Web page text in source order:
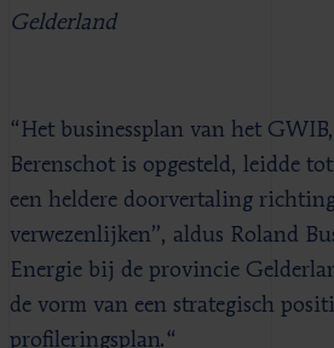
Gelderland
“Het businessplan van het
Berenschot is opgesteld, leidde
een heldere doorvertaling
verwezenlijken”, aldus Roland
Energie bij de provincie
de vorm van een strategisch
profileringsplan.“